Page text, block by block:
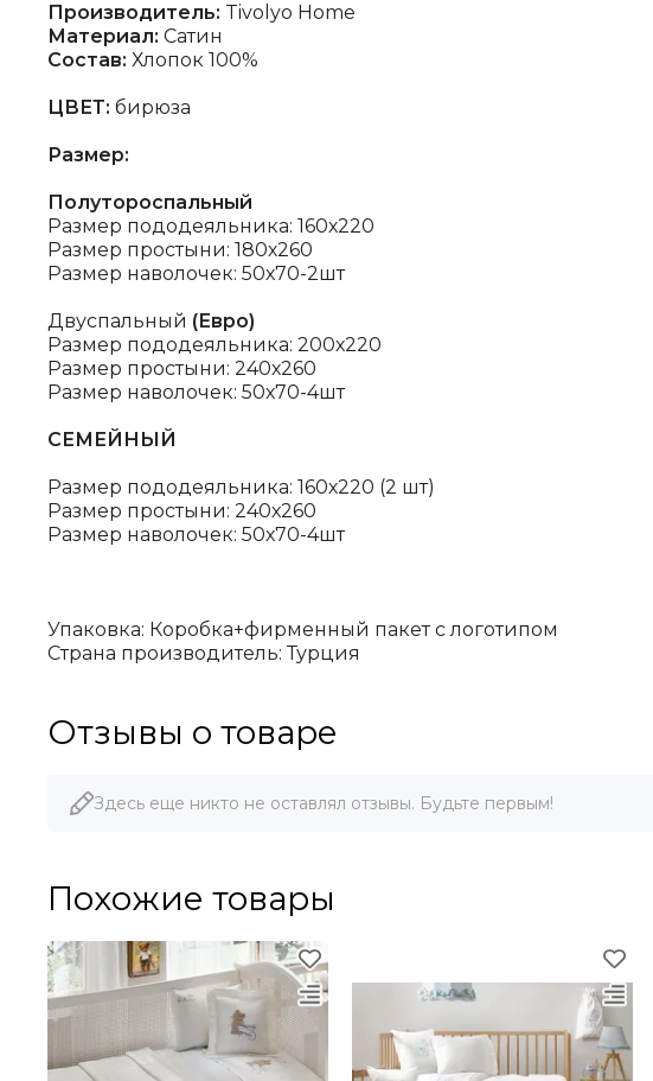
Производитель: Tivolyo Home
Материал: Сатин
Состав: Хлопок 100%
ЦВЕТ: бирюза
Размер:
Полутороспальный
Размер пододеяльника: 160х220
Размер простыни: 180х260
Размер наволочек: 50х70-2шт
Двуспальный (Евро)
Размер пододеяльника: 200х220
Размер простыни: 240х260
Размер наволочек: 50х70-4шт
СЕМЕЙНЫЙ
Размер пододеяльника: 160х220 (2 шт)
Размер простыни: 240х260
Размер наволочек: 50х70-4шт
Упаковка: Коробка+фирменный пакет с логотипом
Страна производитель: Турция
Отзывы о товаре
Здесь еще никто не оставлял отзывы. Будьте первым!
Похожие товары